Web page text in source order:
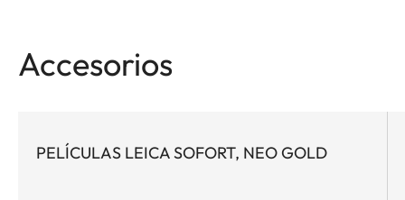
Accesorios
PELÍCULAS LEICA SOFORT, NEO GOLD